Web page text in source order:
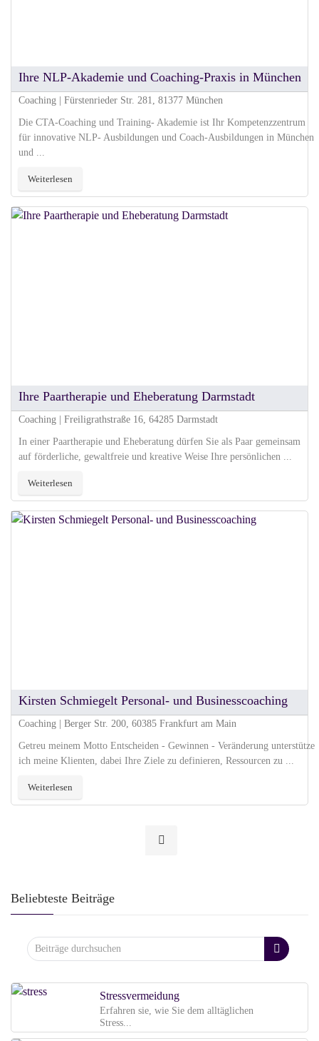
Ihre NLP-Akademie und Coaching-Praxis in München
Coaching | Fürstenrieder Str. 281, 81377 München
Die CTA-Coaching und Training- Akademie ist Ihr Kompetenzzentrum
für innovative NLP- Ausbildungen und Coach-Ausbildungen in München
und ...
Weiterlesen
Ihre Paartherapie und Eheberatung Darmstadt
Coaching | Freiligrathstraße 16, 64285 Darmstadt
In einer Paartherapie und Eheberatung dürfen Sie als Paar gemeinsam
auf förderliche, gewaltfreie und kreative Weise Ihre persönlichen ...
Weiterlesen
Kirsten Schmiegelt Personal- und Businesscoaching
Coaching | Berger Str. 200, 60385 Frankfurt am Main
Getreu meinem Motto Entscheiden - Gewinnen - Veränderung unterstütze
ich meine Klienten, dabei Ihre Ziele zu definieren, Ressourcen zu ...
Weiterlesen
Beliebteste Beiträge
Stressvermeidung
Erfahren sie, wie Sie dem alltäglichen
Stress...